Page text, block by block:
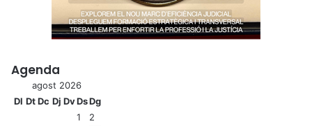
Agenda
agost 2026
Dl DtDc Dj DvDsDg
1
2